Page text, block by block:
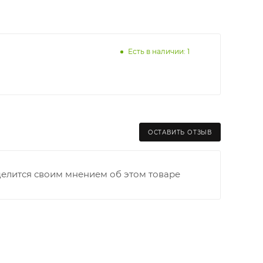
Есть в наличии: 1
ОСТАВИТЬ ОТЗЫВ
своим мнением об этом товаре